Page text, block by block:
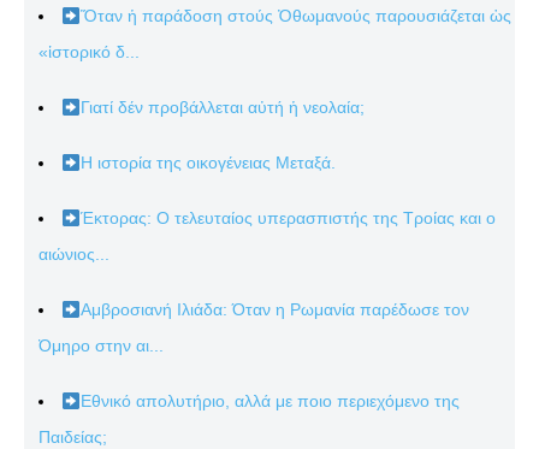
Ὅταν ἡ παράδοση στούς Ὀθωμανούς παρουσιάζεται ὡς
«ἱστορικό δ...
Γιατί δέν προβάλλεται αὐτή ἡ νεολαία;
Η ιστορία της οικογένειας Μεταξά.
Έκτορας: Ο τελευταίος υπερασπιστής της Τροίας και ο
αιώνιος...
Αμβροσιανή Ιλιάδα: Όταν η Ρωμανία παρέδωσε τον
Όμηρο στην αι...
Εθνικό απολυτήριο, αλλά με ποιο περιεχόμενο της
Παιδείας;